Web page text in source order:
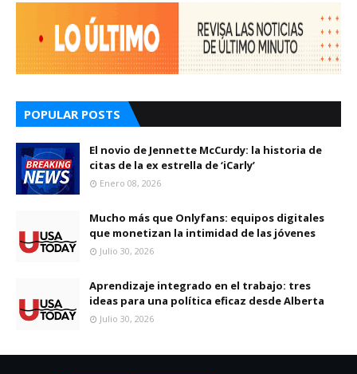
POPULAR POSTS
El novio de Jennette McCurdy: la historia de
citas de la ex estrella de ‘iCarly’
Enero 08, 2026
Mucho más que Onlyfans: equipos digitales
que monetizan la intimidad de las jóvenes
Julio 30, 2026
Aprendizaje integrado en el trabajo: tres
ideas para una política eficaz desde Alberta
Julio 30, 2026